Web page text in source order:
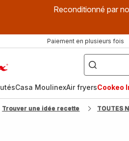
Reconditionné par
Paiement en plusieurs fois
["Que
recherchez-
vous
?",
fryer",
"Companion"]
Casa MoulinexAir fryersCookeo
Trouver une idée recette TOUTES